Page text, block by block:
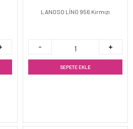
LANOSO LİNO 956 Kırmızı
SEPETE EKLE